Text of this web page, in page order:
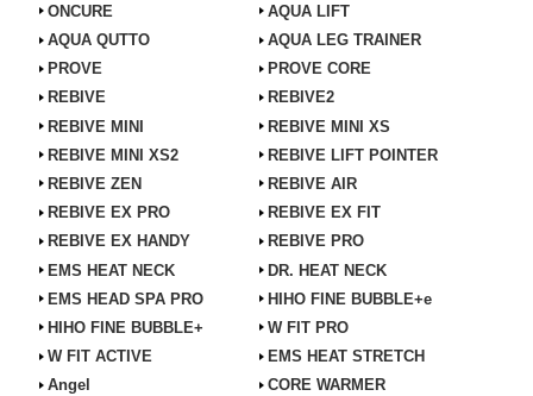
ONCURE
AQUA LIFT
AQUA QUTTO
AQUA LEG TRAINER
PROVE
PROVE CORE
REBIVE
REBIVE2
REBIVE MINI
REBIVE MINI XS
REBIVE MINI XS2
REBIVE LIFT POINTER
REBIVE ZEN
REBIVE AIR
REBIVE EX PRO
REBIVE EX FIT
REBIVE EX HANDY
REBIVE PRO
EMS HEAT NECK
DR. HEAT NECK
EMS HEAD SPA PRO
HIHO FINE BUBBLE+e
HIHO FINE BUBBLE+
W FIT PRO
W FIT ACTIVE
EMS HEAT STRETCH
Angel
CORE WARMER